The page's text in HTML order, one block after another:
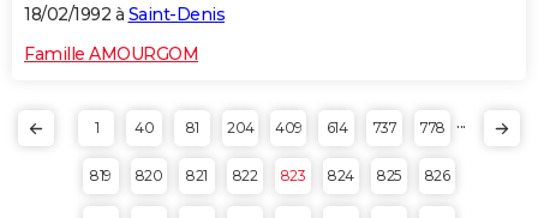
18/02/1992 à Saint-Denis
Famille AMOURGOM
1 40 81 204 409 614 737 778 ...
819 820 821 822 823 824 825 826